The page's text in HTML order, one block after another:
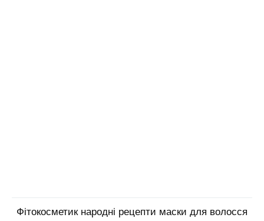
Фітокосметик народні рецепти маски для волосся